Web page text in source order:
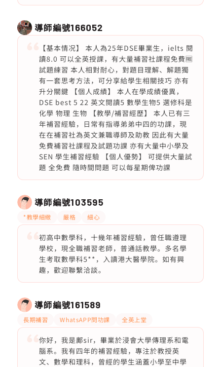
導師編號166052
【基本情况】 本人為25年DSE畢業生，ielts 閱
讀8.0 可以全英授課，有大量補習社課程免費🆓
試題練習 本人相對耐心，對題目理解、解題獨
有一套思考方法，可分享給學生相關技巧 亦有
升分關鍵 【個人成績】 本人在學成績優異，
DSE best 5 22 英文閱讀5 數學生物5 選修科是
化學 物理 生物 【教學/補習經歷】 本人已有三
年補習經驗，日常有指導弟弟中四的功課，現
在在補習社為英文兼職導師及助教 因此有大量
免費補習社課程及試題功課 亦有大量中小學及
SEN 學生補習經驗 【個人優勢】 可提供大量試
題 全免費 隨時間問題 可以每星期俾功課
導師編號103595
*教學細緻 嚴格 細心
初高中數學科，十幾年補習經驗，曾任職遵理
學校，現全職補習老師，普通話教學。多名學
生考取數學科5**，入讀港大醫學院。如有興
趣，歡迎聯繫洽談。
導師編號161589
長期補習 WhatsAPP問功課 全英上堂
你好，我是鄺sir，畢業於浸會大學傳理系和電
腦系。我有四年的補習經驗，專注於教授英
文、數學和理科，曾經的學生涵蓋小學至中學